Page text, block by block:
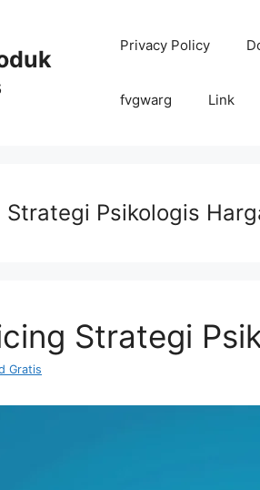
Privacy Policy
fvgwarg Link
Strategi Psikologis
Strategi
Gratis